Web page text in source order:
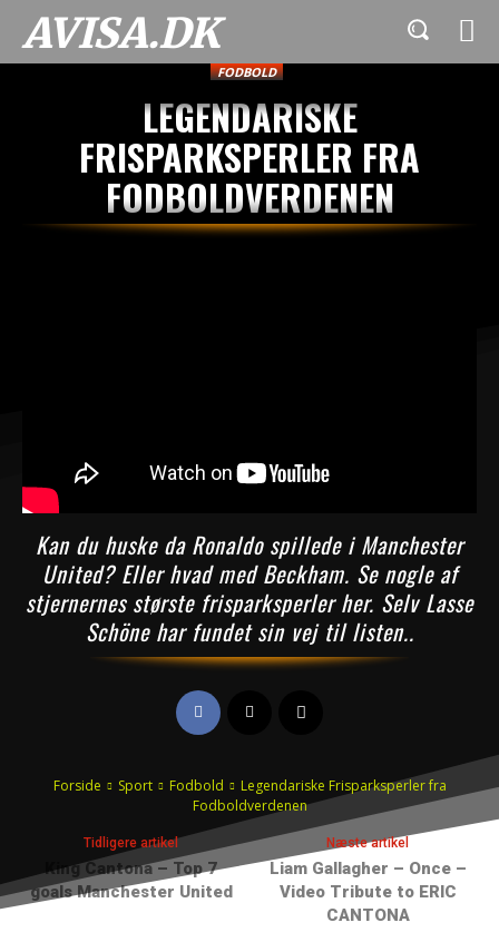
AVISA.DK
FODBOLD
LEGENDARISKE
FRISPARKSPERLER FRA
FODBOLDVERDENEN
Kan du huske da Ronaldo spillede i Manchester
United? Eller hvad med Beckham. Se nogle af
stjernernes største frisparksperler her. Selv Lasse
Schöne har fundet sin vej til listen..
Forside Sport Fodbold
Legendariske Frisparksperler fra
Fodboldverdenen
Tidligere artikel
King Cantona – Top 7
goals Manchester United
Næste artikel
Liam Gallagher – Once –
Video Tribute to ERIC
CANTONA